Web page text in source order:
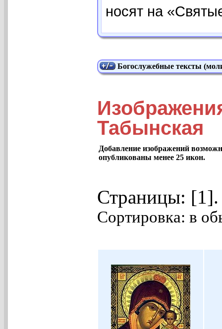
носят на
Богослужебные тексты
Табынская
Добавление изображений
опубликованы менее 25 икон.
Страницы:
Сортировка: в